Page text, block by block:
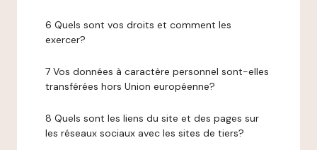
6 Quels sont vos droits et comment les
exercer?
7 Vos données à caractère personnel sont-elles
transférées hors Union européenne?
8 Quels sont les liens du site et des pages sur
les réseaux sociaux avec les sites de tiers?